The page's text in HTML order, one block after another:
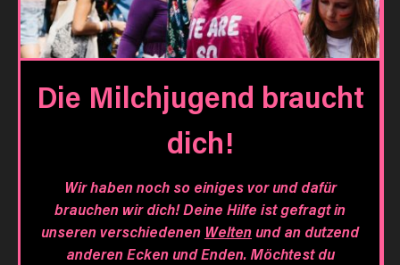
Die Milchjugend braucht
dich!
Wir haben noch so einiges vor und dafür
brauchen wir dich! Deine Hilfe ist gefragt in
unseren verschiedenen Weltenund an dutzend
anderen Ecken und Enden. Möchtest du